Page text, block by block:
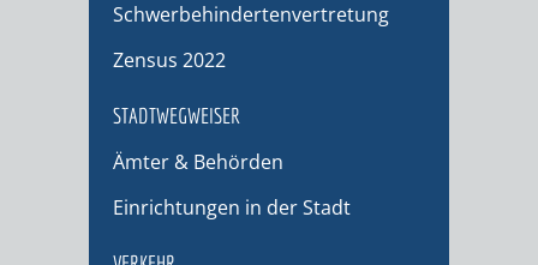
Schwerbehindertenvertretung
Zensus 2022
STADTWEGWEISER
Ämter & Behörden
Einrichtungen in der Stadt